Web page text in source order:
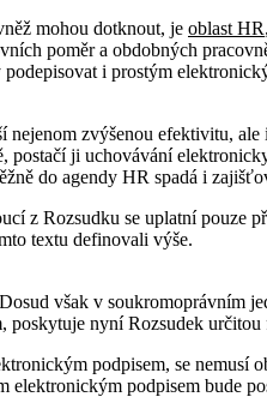
mohou dotknout, je oblast HR
poměr a obdobných
i prostým
zvýšenou efektivitu,
postačí ji uchovávání
do agendy HR spadá i
z Rozsudku se uplatní pouze
textu definovali výše.
však v soukromoprávním
poskytuje nyní Rozsudek
podpisem, se nemusí
elektronickým podpisem bude